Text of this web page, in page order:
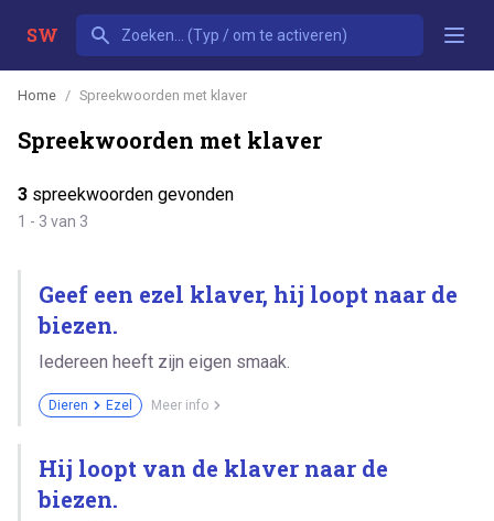
SW
Home Spreekwoorden met klaver
Spreekwoorden met klaver
3 spreekwoorden gevonden
1 - 3 van 3
Geef een ezel klaver, hij loopt naar de
biezen.
Iedereen heeft zijn eigen smaak.
Dieren Ezel Meer info
Hij loopt van de klaver naar de
biezen.